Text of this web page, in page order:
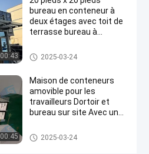
290
de vue
nous
maintenant
Partager
00:43
bureau en conteneur à
deux étages avec toit de
terrasse bureau à
vacances pour usage
personnel
Maison détachable de contene
ur
2025-03-24
00:45
Maison de conteneurs
amovible pour les
travailleurs Dortoir et
bureau sur site Avec une
flexible et une installation
facile
Maison détachable de contene
ur
2025-03-24